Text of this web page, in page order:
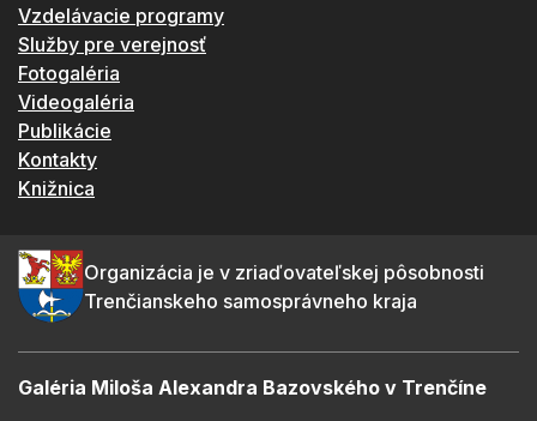
Vzdelávacie programy
Služby pre verejnosť
Fotogaléria
Videogaléria
Publikácie
Kontakty
Knižnica
Organizácia je v zriaďovateľskej pôsobnosti
Trenčianskeho samosprávneho kraja
Galéria Miloša Alexandra Bazovského v Trenčíne